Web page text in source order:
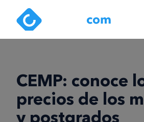
CEMP: conoce
precios de los
y postgrados